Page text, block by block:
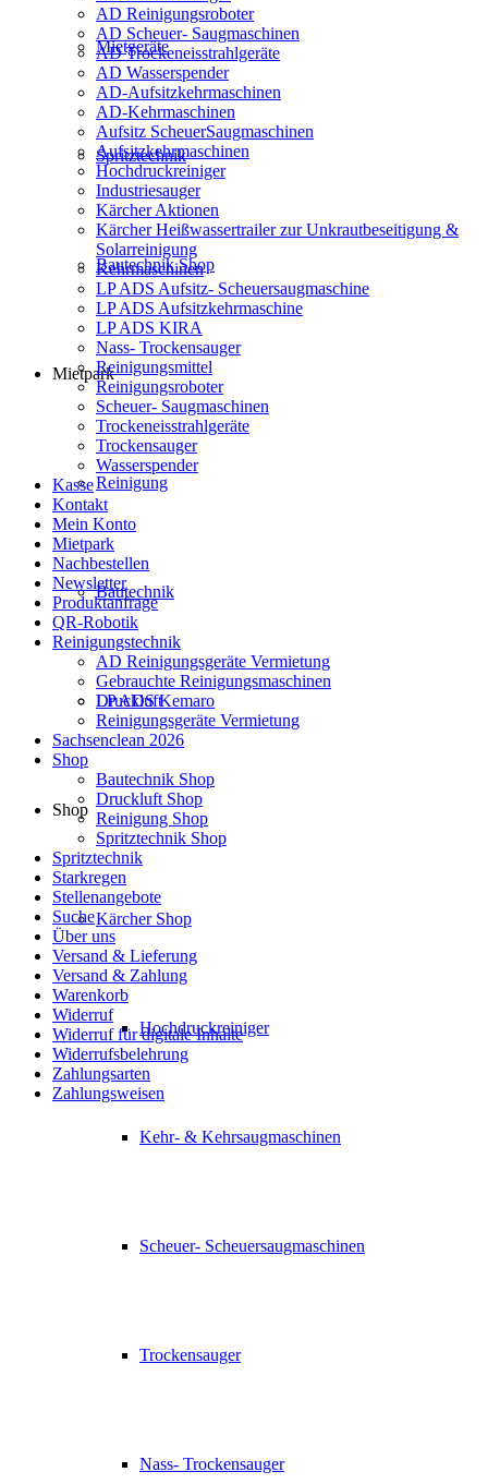
Mietgeräte
Spritztechnik
Bautechnik Shop
Mietpark
Reinigung
Bautechnik
Druckluft
Shop
Kärcher Shop
Hochdruckreiniger
Kehr- & Kehrsaugmaschinen
Scheuer- Scheuersaugmaschinen
Trockensauger
Nass- Trockensauger
AD Reinigungsroboter
AD Scheuer- Saugmaschinen
AD Trockeneisstrahlgeräte
AD Wasserspender
AD-Aufsitzkehrmaschinen
AD-Kehrmaschinen
Aufsitz ScheuerSaugmaschinen
Aufsitzkehrmaschinen
Hochdruckreiniger
Industriesauger
Kärcher Aktionen
Kärcher Heißwassertrailer zur Unkrautbeseitigung &
Solarreinigung
Kehrmaschinen
LP ADS Aufsitz- Scheuersaugmaschine
LP ADS Aufsitzkehrmaschine
LP ADS KIRA
Nass- Trockensauger
Reinigungsmittel
Reinigungsroboter
Scheuer- Saugmaschinen
Trockeneisstrahlgeräte
Trockensauger
Wasserspender
Kasse
Kontakt
Mein Konto
Mietpark
Nachbestellen
Newsletter
Produktanfrage
QR-Robotik
Reinigungstechnik
AD Reinigungsgeräte Vermietung
Gebrauchte Reinigungsmaschinen
LP ADS Kemaro
Reinigungsgeräte Vermietung
Sachsenclean 2026
Shop
Bautechnik Shop
Druckluft Shop
Reinigung Shop
Spritztechnik Shop
Spritztechnik
Starkregen
Stellenangebote
Suche
Über uns
Versand & Lieferung
Versand & Zahlung
Warenkorb
Widerruf
Widerruf für digitale Inhalte
Widerrufsbelehrung
Zahlungsarten
Zahlungsweisen